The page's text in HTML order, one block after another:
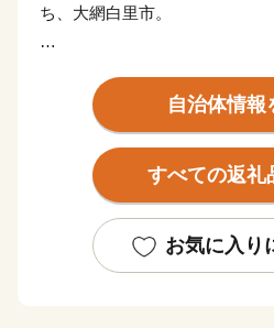
ち、大網白里市。
の美しい「白里海岸」がつづ
土を有しています。
水産加工業が盛んで、みりん
が、訪れる人々を魅了しつづ
盛んで、味が自慢の新鮮な野
自治体情報
すべての返礼
お気に入り